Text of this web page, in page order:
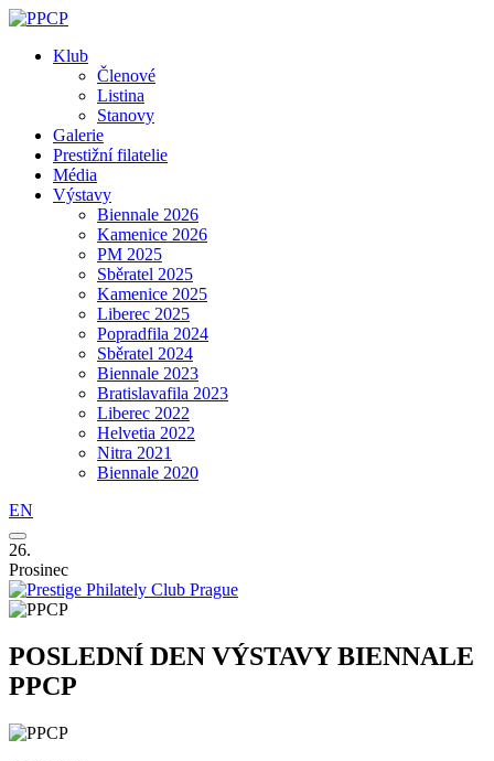
Skip
contentKlub
Členové
Listina
Stanovy
Galerie
Prestižní filatelie
Média
Výstavy
Biennale 2026
Kamenice 2026
PM 2025
Sběratel 2025
Kamenice 2025
Liberec 2025
Popradfila 2024
Sběratel 2024
Biennale 2023
Bratislavafila 2023
Liberec 2022
Helvetia 2022
Nitra 2021
Biennale 2020
EN
26.
Prosinec
POSLEDNÍ DEN VÝSTAVY BIENNALE
PPCP